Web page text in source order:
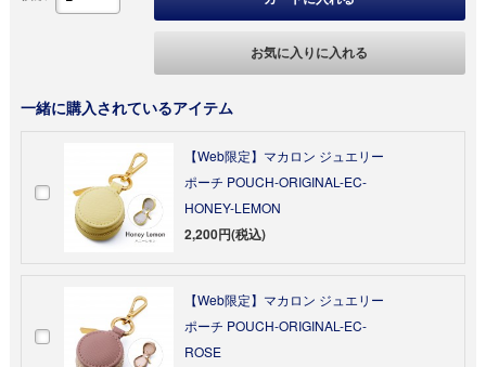
お気に入りに入れる
一緒に購入されているアイテム
【Web限定】マカロン ジュエリー
ポーチ POUCH-ORIGINAL-EC-
HONEY-LEMON
2,200円(税込)
【Web限定】マカロン ジュエリー
ポーチ POUCH-ORIGINAL-EC-
ROSE